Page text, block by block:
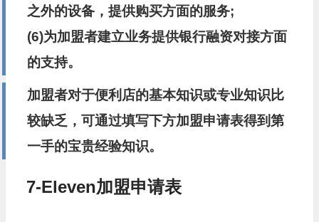
之外的设备，提供购买方面的服务;
(6)为加盟者建立业务提供银行融资对接方面
的支持。
加盟者对于便利店的基本知识或专业知识比
较缺乏，可通过填写下方加盟申请表得到第
一手的宝贵经验知识。
7-Eleven加盟申请表